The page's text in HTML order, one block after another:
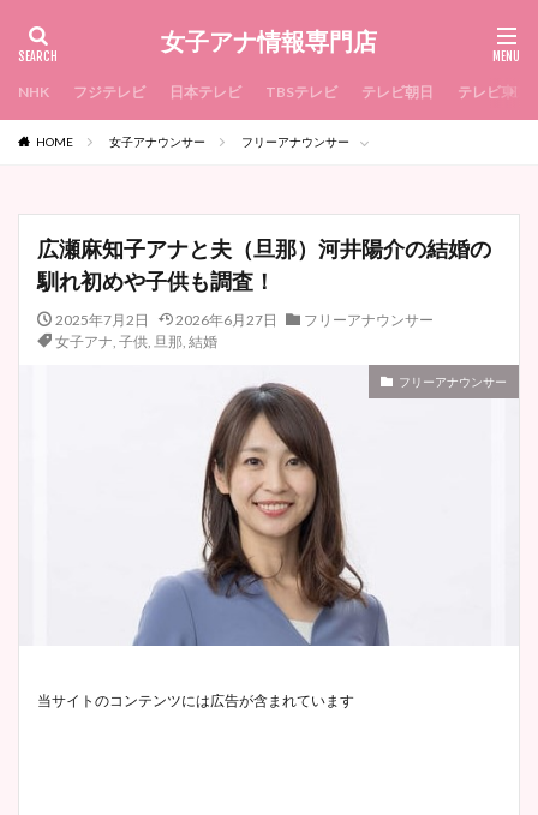
女子アナ情報専門店
NHK フジテレビ 日本テレビ TBSテレビ テレビ朝日 テレビ東京
HOME 女子アナウンサー フリーアナウンサー
広瀬麻知子アナと夫（旦那）河井陽介の結婚の
馴れ初めや子供も調査！
2025年7月2日 2026年6月27日
フリーアナウンサー
女子アナ, 子供, 旦那, 結婚
フリーアナウンサー
当サイトのコンテンツには広告が含まれています